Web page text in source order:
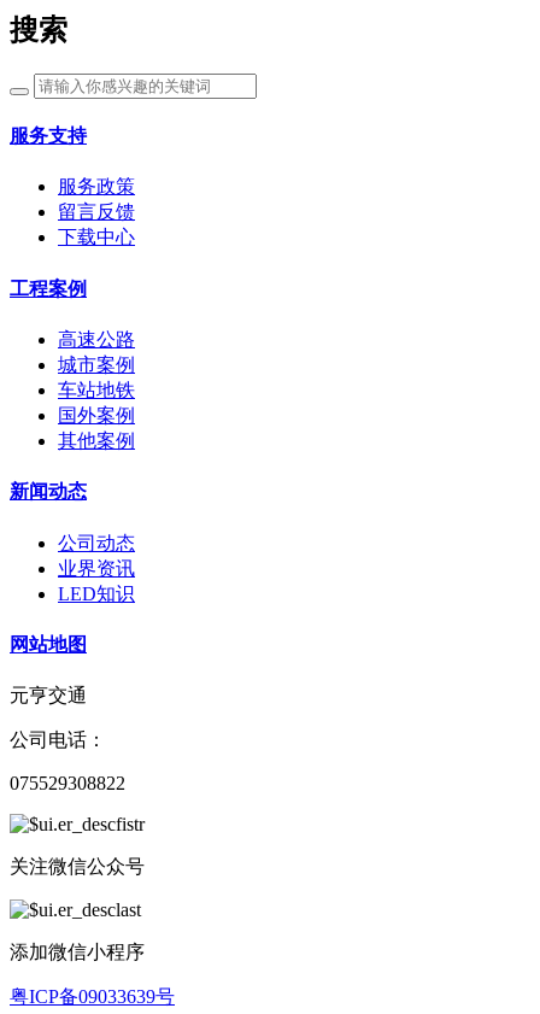
搜索
服务支持
服务政策
留言反馈
下载中心
工程案例
高速公路
城市案例
车站地铁
国外案例
其他案例
新闻动态
公司动态
业界资讯
LED知识
网站地图
元亨交通
公司电话：
075529308822
关注微信公众号
添加微信小程序
粤ICP备09033639号